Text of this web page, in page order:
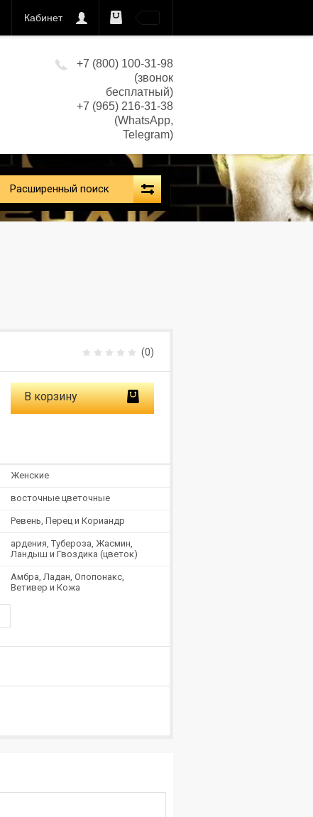
Кабинет
+7 (800) 100-31-98
(звонок
бесплатный)
+7 (965) 216-31-38
(WhatsApp,
Telegram)
Расширенный поиск
(0)
В корзину
Женские
восточные цветочные
Ревень, Перец и Кориандр
ардения, Тубероза, Жасмин,
Ландыш и Гвоздика (цветок)
Амбра, Ладан, Опопонакс,
Ветивер и Кожа